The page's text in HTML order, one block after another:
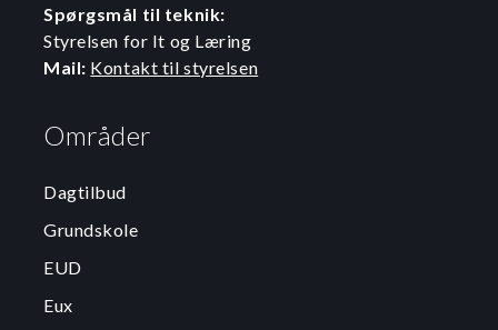
Spørgsmål til teknik:
Styrelsen for It og Læring
Mail: Kontakt til styrelsen
Områder
Dagtilbud
Grundskole
EUD
Eux